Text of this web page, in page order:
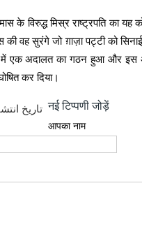
के विरुद्ध मिस्र राष्ट्रपति का
की वह सुरंगे जो ग़ाज़ा पट्टी को
अदालत का गठन हुआ और इस
कर दिया।
تاریخ नई टिप्पणी जोड़ें
आपका नाम